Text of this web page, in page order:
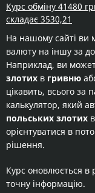
Курс обміну 41480
складає 3530,21
На нашому сайті ви
валюту на іншу за
Наприклад, ви
злотих в гривню
цікавить, всього за
калькулятор, який
польських злотих
орієнтуватися в
рішення.
Курс оновлюється в
точну інформацію.